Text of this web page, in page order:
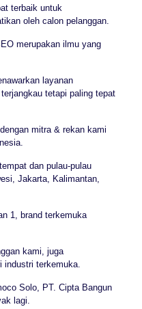
terbaik untuk
oleh calon pelanggan.
merupakan ilmu yang
layanan
tetapi paling tepat
mitra & rekan kami
dan pulau-pulau
Jakarta, Kalimantan,
1, brand terkemuka
kami, juga
industri terkemuka.
Solo, PT. Cipta Bangun
lagi.